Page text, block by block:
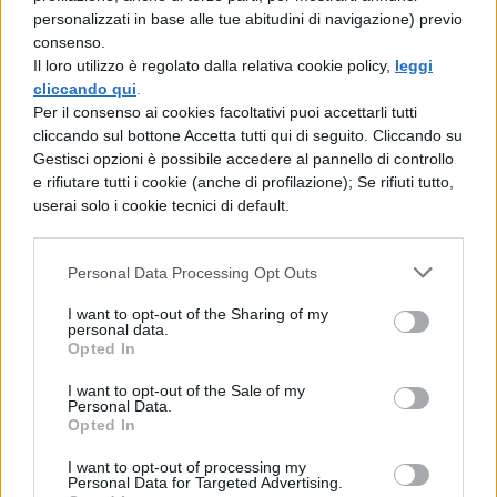
personalizzati in base alle tue abitudini di navigazione) previo
consenso.
Il loro utilizzo è regolato dalla relativa cookie policy, leggi
cliccando qui
Per il consenso ai cookies facoltativi puoi accettarli tutti
cliccando sul bottone Accetta tutti qui di seguito. Cliccando su
Gestisci opzioni è possibile accedere al pannello di controllo
e rifiutare tutti i cookie (anche di profilazione); Se rifiuti tutto,
userai solo i cookie tecnici di default.
Personal Data Processing Opt Outs
I want to opt-out of the Sharing of my
personal data.
Opted In
I want to opt-out of the Sale of my
Personal Data.
Opted In
I want to opt-out of processing my
Personal Data for Targeted Advertising.
problematici è essenziale per creare
interventi mirati ed efficaci, tra cui tecniche
come il rinforzo positivo e la
che possono aiutare gli studenti a
sviluppare una maggiore consapevolezza
di sé, migliorando la qualità delle relazioni
Anche ilruolo del docenteè cruciale. Di
fronte a classi difficili, i docenti necessitano
di strumenti e supporti adeguati per
affrontare le sfide educative senza subire gli
effetti negativi dello stress e del burnout. La
formazione continua e il lavoro di squadra